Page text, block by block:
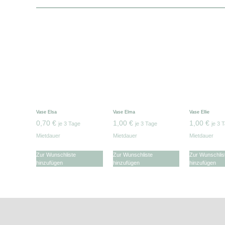
Vase Elsa
0,70 € je 3 Tage
Mietdauer
Zur Wunschliste
hinzufügen
Vase Elma
1,00 € je 3 Tage
Mietdauer
Zur Wunschliste
hinzufügen
Vase Ellie
1,00 € je 3
Mietdauer
Zur
hinzufügen